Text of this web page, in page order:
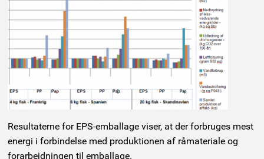
Resultaterne for EPS-emballage viser, at der forbruges mest
energi i forbindelse med produktionen af råmateriale og
forarbejdningen til emballage.